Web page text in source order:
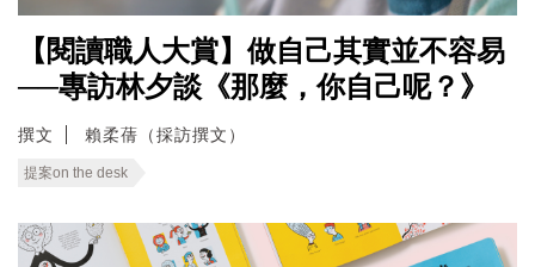
【閱讀職人大賞】做自己其實並不容易
──專訪林夕談《那麼，你自己呢？》
撰文 賴柔蒨（採訪撰文）
提案on the desk